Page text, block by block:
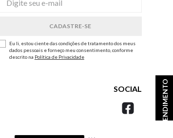
ATENDIMENTO
Eu li, estou ciente das condições de tratamento dos meus
dados pessoais e forneço meu consentimento, conforme
descrito na Política de Privacidade
SOCIAL